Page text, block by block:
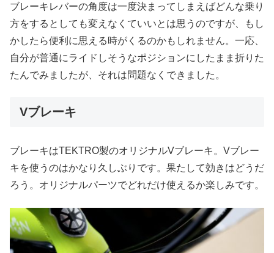
ブレーキレバーの角度は一度決まってしまえばどんな乗り
方をするとしても変えなくていいとは思うのですが、もし
かしたら便利に思える時がくるのかもしれません。一応、
自分が普通にライドしそうなポジションにしたまま折りた
たんでみましたが、それは問題なくできました。
Vブレーキ
ブレーキはTEKTRO製のオリジナルVブレーキ。Vブレー
キを使うのはかなり久しぶりです。果たして効きはどうだ
ろう。オリジナルパーツでどれだけ使えるか楽しみです。